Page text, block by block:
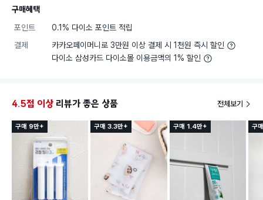
구매혜택
포인트
0.1% 다이소 포인트 적립
결제
카카오페이머니로 3만원 이상 결제 시 1천원 즉시 할인
다이소 삼성카드 다이소몰 이용금액의 1% 할인
4.5점 이상 리뷰가 좋은 상품 전체보기
구매 9만+ 구매 3.3만+ 구매 1.4만+ 구